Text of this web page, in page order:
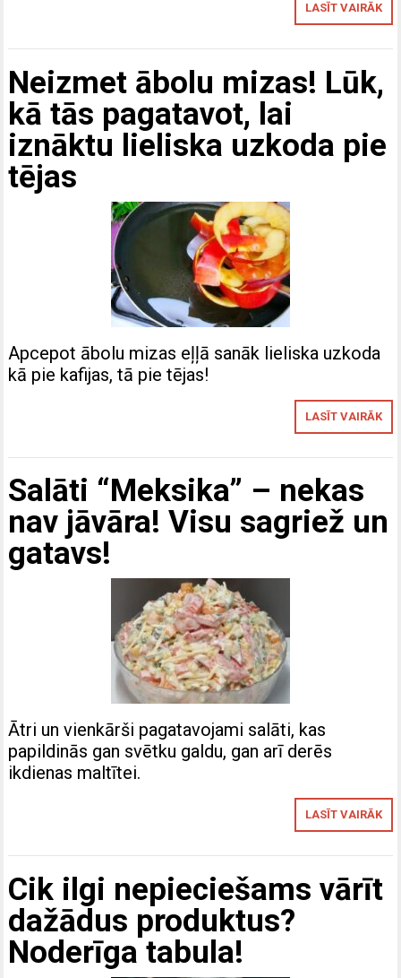
LASĪT VAIRĀK
Neizmet ābolu mizas! Lūk,
kā tās pagatavot, lai
iznāktu lieliska uzkoda pie
tējas
Apcepot ābolu mizas eļļā sanāk lieliska uzkoda
kā pie kafijas, tā pie tējas!
LASĪT VAIRĀK
Salāti “Meksika” – nekas
nav jāvāra! Visu sagriež un
gatavs!
Ātri un vienkārši pagatavojami salāti, kas
papildinās gan svētku galdu, gan arī derēs
ikdienas maltītei.
LASĪT VAIRĀK
Cik ilgi nepieciešams vārīt
dažādus produktus?
Noderīga tabula!